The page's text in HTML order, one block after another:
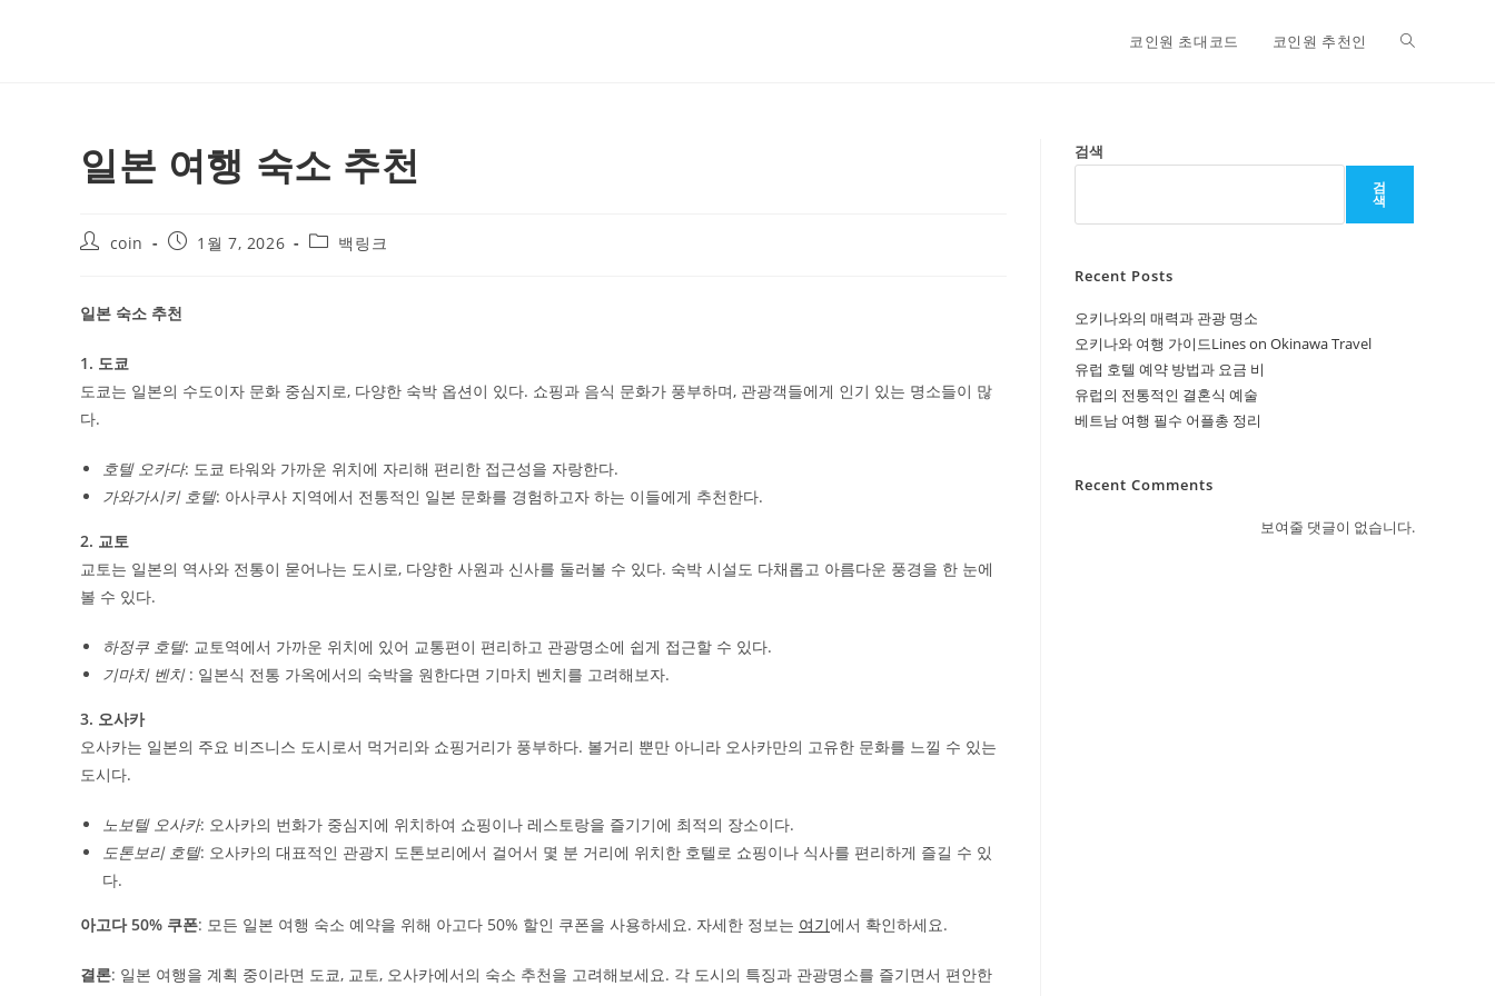
코인원 초대코드 코인원 추천인 Toggle
일본 여행 숙소 추천
Postcoin
Post1월 7, 2026
Post백링크
일본 숙소 추천
1. 도쿄
도쿄는 일본의 수도이자 문화 중심지로, 다양한 숙박 옵션이 있다. 쇼핑과 음식 문화가 풍부하며, 관광객들에게 인기 있는 명소들이 많
다.
호텔 오카다: 도쿄 타워와 가까운 위치에 자리해 편리한 접근성을 자랑한다.
가와가시키 호텔: 아사쿠사 지역에서 전통적인 일본 문화를 경험하고자 하는 이들에게 추천한다.
2. 교토
교토는 일본의 역사와 전통이 묻어나는 도시로, 다양한 사원과 신사를 둘러볼 수 있다. 숙박 시설도 다채롭고 아름다운 풍경을 한 눈에
볼 수 있다.
하정쿠 호텔: 교토역에서 가까운 위치에 있어 교통편이 편리하고 관광명소에 쉽게 접근할 수 있다.
기마치 벤치: 일본식 전통 가옥에서의 숙박을 원한다면 기마치 벤치를 고려해보자.
3. 오사카
오사카는 일본의 주요 비즈니스 도시로서 먹거리와 쇼핑거리가 풍부하다. 볼거리 뿐만 아니라 오사카만의 고유한 문화를 느낄 수 있는
도시다.
노보텔 오사카: 오사카의 번화가 중심지에 위치하여 쇼핑이나 레스토랑을 즐기기에 최적의 장소이다.
도톤보리 호텔: 오사카의 대표적인 관광지 도톤보리에서 걸어서 몇 분 거리에 위치한 호텔로 쇼핑이나 식사를 편리하게 즐길 수 있
다.
아고다 50% 쿠폰: 모든 일본 여행 숙소 예약을 위해 아고다 50% 할인 쿠폰을 사용하세요. 자세한 정보는 여기에서 확인하세요.
결론: 일본 여행을 계획 중이라면 도쿄, 교토, 오사카에서의 숙소 추천을 고려해보세요. 각 도시의 특징과 관광명소를 즐기면서 편안한
검색
검
색
Recent Posts
오키나와의 매력과 관광 명소
오키나와 여행 가이드Lines on Okinawa Travel
유럽 호텔 예약 방법과 요금 비
유럽의 전통적인 결혼식 예술
베트남 여행 필수 어플총 정리
Recent Comments
보여줄 댓글이 없습니다.